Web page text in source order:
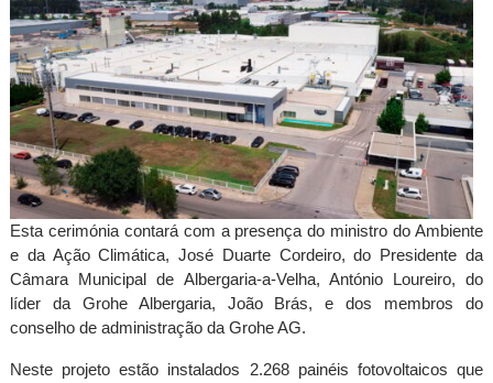
Esta cerimónia contará com a presença do ministro do Ambiente
e da Ação Climática, José Duarte Cordeiro, do Presidente da
Câmara Municipal de Albergaria-a-Velha, António Loureiro, do
líder da Grohe Albergaria, João Brás, e dos membros do
conselho de administração da Grohe AG.
Neste projeto estão instalados 2.268 painéis fotovoltaicos que